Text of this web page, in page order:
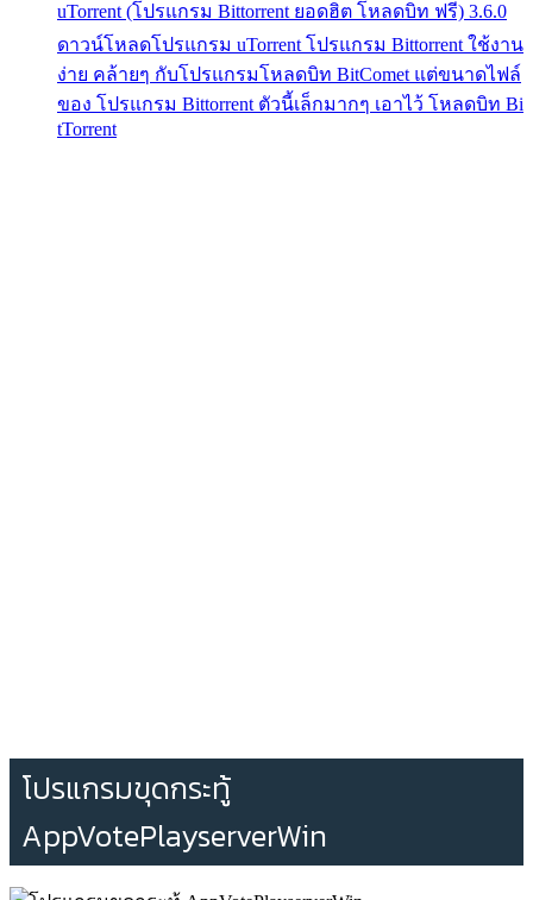
uTorrent (โปรแกรม Bittorrent ยอดฮิต โหลดบิท ฟรี) 3.6.0
ดาวน์โหลดโปรแกรม uTorrent โปรแกรม Bittorrent ใช้งาน
ง่าย คล้ายๆ กับโปรแกรมโหลดบิท BitComet แต่ขนาดไฟล์
ของ โปรแกรม Bittorrent ตัวนี้เล็กมากๆ เอาไว้ โหลดบิท Bi
tTorrent
โปรแกรมขุดกระทู้
AppVotePlayserverWin